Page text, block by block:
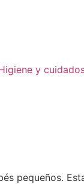
y
pequeños.